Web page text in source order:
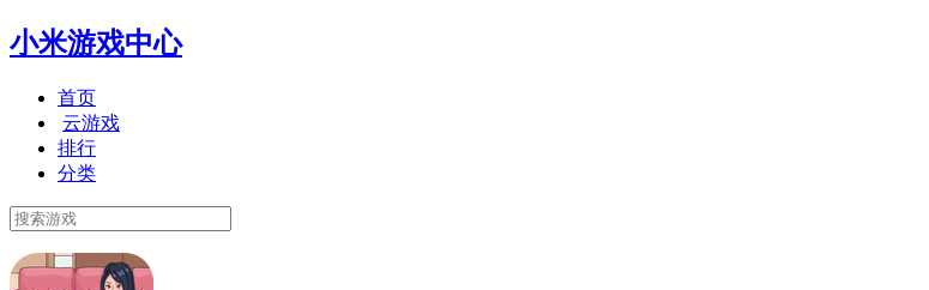
小米游戏中心
首页
云游戏
排行
分类